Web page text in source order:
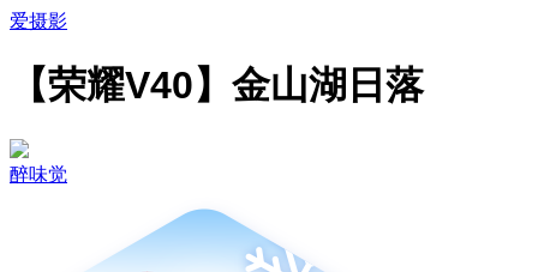
爱摄影
【荣耀V40】金山湖日落
醉味觉